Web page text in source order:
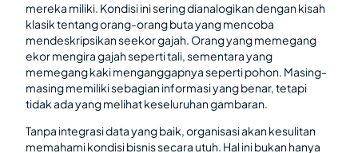
mereka miliki. Kondisi ini sering dianalogikan dengan kisah
klasik tentang orang-orang buta yang mencoba
mendeskripsikan seekor gajah. Orang yang memegang
ekor mengira gajah seperti tali, sementara yang
memegang kaki menganggapnya seperti pohon. Masing-
masing memiliki sebagian informasi yang benar, tetapi
tidak ada yang melihat keseluruhan gambaran.
Tanpa integrasi data yang baik, organisasi akan kesulitan
memahami kondisi bisnis secara utuh. Hal ini bukan hanya